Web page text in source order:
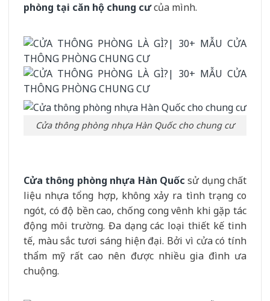
phòng tại căn hộ chung cưcủa mình.
Cửa thông phòng nhựa Hàn Quốc cho chung cư
Cửa thông phòng nhựa Hàn Quốc sử dụng chất
liệu nhựa tổng hợp, không xảy ra tình trạng co
ngót, có độ bền cao, chống cong vênh khi gặp tác
động môi trường. Đa dạng các loại thiết kế tinh
tế, màu sắc tươi sáng hiện đại. Bởi vì cửa có tính
thẩm mỹ rất cao nên được nhiều gia đình ưa
chuộng.